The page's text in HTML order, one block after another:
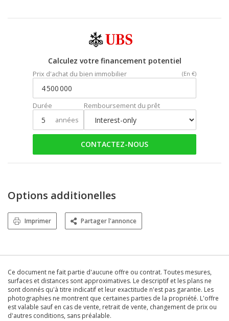
Calculez votre financement potentiel
Prix d'achat du bien immobilier (En €)
Durée
années
Remboursement du prêt
CONTACTEZ-NOUS
Options additionelles
Imprimer Partager l'annonce
Ce document ne fait partie d'aucune offre ou contrat. Toutes mesures,
surfaces et distances sont approximatives. Le descriptif et les plans ne
sont donnés qu'à titre indicatif et leur exactitude n'est pas garantie. Les
photographies ne montrent que certaines parties de la propriété. L'offre
est valable sauf en cas de vente, retrait de vente, changement de prix ou
d'autres conditions, sans préalable.